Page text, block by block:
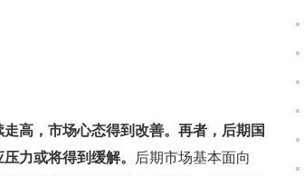
高，市场心态得到改善。再者，后期国
力或将得到缓解。
后期市场基本面向